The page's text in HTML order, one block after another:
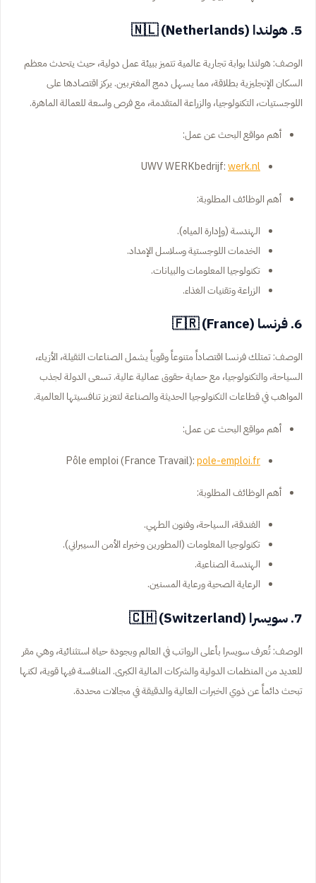
5. هولندا (Netherlands) 🇳🇱
الوصف: هولندا بوابة تجارية عالمية تتميز ببيئة عمل دولية، حيث يتحدث معظم
السكان الإنجليزية بطلاقة، مما يسهل دمج المغتربين. يركز اقتصادها على
اللوجستيات، التكنولوجيا، والزراعة المتقدمة، مع فرص واسعة للعمالة الماهرة.
أهم مواقع البحث عن عمل:
UWV WERKbedrijf:werk.nl
أهم الوظائف المطلوبة:
الهندسة (وإدارة المياه).
الخدمات اللوجستية وسلاسل الإمداد.
تكنولوجيا المعلومات والبيانات.
الزراعة وتقنيات الغذاء.
6. فرنسا (France) 🇫🇷
الوصف: تمتلك فرنسا اقتصاداً متنوعاً وقوياً يشمل الصناعات الثقيلة، الأزياء،
السياحة، والتكنولوجيا، مع حماية حقوق عمالية عالية. تسعى الدولة لجذب
المواهب في قطاعات التكنولوجيا الحديثة والصناعة لتعزيز تنافسيتها العالمية.
أهم مواقع البحث عن عمل:
Pôle emploi (France Travail):pole-emploi.fr
أهم الوظائف المطلوبة:
الفندقة، السياحة، وفنون الطهي.
تكنولوجيا المعلومات (المطورين وخبراء الأمن السيبراني).
الهندسة الصناعية.
الرعاية الصحية ورعاية المسنين.
7. سويسرا (Switzerland) 🇨🇭
الوصف: تُعرف سويسرا بأعلى الرواتب في العالم وبجودة حياة استثنائية، وهي مقر
للعديد من المنظمات الدولية والشركات المالية الكبرى. المنافسة فيها قوية، لكنها
تبحث دائماً عن ذوي الخبرات العالية والدقيقة في مجالات محددة.